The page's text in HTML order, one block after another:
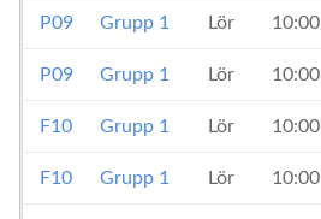
P09 Grupp 1 Lör 10:00
P09 Grupp 1 Lör 10:00
F10 Grupp 1 Lör 10:00
F10 Grupp 1 Lör 10:00